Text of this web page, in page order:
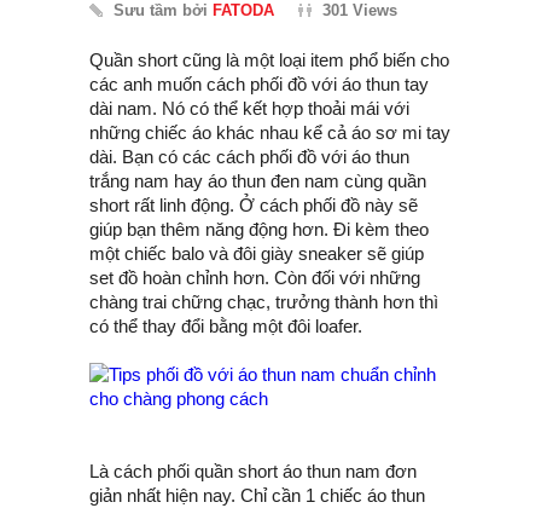
Sưu tầm bởi FATODA 301 Views
Quần short cũng là một loại item phổ biến cho
các anh muốn cách phối đồ với áo thun tay
dài nam. Nó có thể kết hợp thoải mái với
những chiếc áo khác nhau kể cả áo sơ mi tay
dài. Bạn có các cách phối đồ với áo thun
trắng nam hay áo thun đen nam cùng quần
short rất linh động. Ở cách phối đồ này sẽ
giúp bạn thêm năng động hơn. Đi kèm theo
một chiếc balo và đôi giày sneaker sẽ giúp
set đồ hoàn chỉnh hơn. Còn đối với những
chàng trai chững chạc, trưởng thành hơn thì
có thể thay đổi bằng một đôi loafer.
Là cách phối quần short áo thun nam đơn
giản nhất hiện nay. Chỉ cần 1 chiếc áo thun